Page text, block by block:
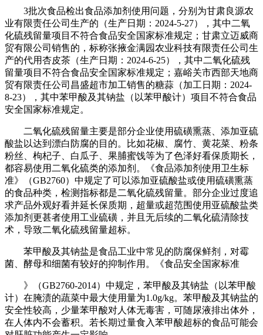
3批次食品检出食品添加剂使用问题，分别为甘肃良源农
业有限责任公司生产的（生产日期：2024-5-27），其中二氧
化硫残留量项目不符合食品安全国家标准规定；甘肃立迈威商
贸有限公司销售的，标称张掖金满园农业科技有限责任公司生
产的代用杏皮茶（生产日期：2024-6-25），其中二氧化硫残
留量项目不符合食品安全国家标准规定；嘉峪关市西部天地商
贸有限责任公司昌盛超市加工销售的糖蒜（加工日期：2024-
8-23），其中苯甲酸及其钠盐（以苯甲酸计）项目不符合食品
安全国家标准规定。
二氧化硫残留量主要是部分企业使用硫磺熏蒸、添加亚硫
酸盐以达到漂白防腐的目的。比如花椒、腐竹、黄花菜、粉条
粉丝、枸杞子、白瓜子、果脯蜜饯等为了色泽好看保质期长，
都容易使用二氧化硫类的添加剂。《食品添加剂使用卫生标
准》（GB2760）中规定了可以添加亚硫酸盐或使用硫磺熏蒸
的食品种类，检测指标都是二氧化硫残留量。部分企业过度追
求产品外观好看并延长保质期，超量或超范围使用亚硫酸盐类
添加剂更甚者使用工业硫磺，并且无后续的二氧化硫清除技
术，导致二氧化硫残留量超标。
苯甲酸及其钠盐是食品工业中常见的防腐保鲜剂，对霉
菌、酵母和细菌有较好的抑制作用。《食品安全国家标准
》（GB2760-2014）中规定，苯甲酸及其钠盐（以苯甲酸
计）在腌渍的蔬菜中最大使用量为1.0g/kg。苯甲酸及其钠盐的
安全性较高，少量苯甲酸对人体无毒害，可随尿液排出体外，
在人体内不会蓄积。若长期过量食入苯甲酸超标的食品可能会